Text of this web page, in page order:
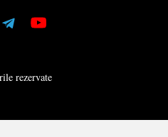
rezervate